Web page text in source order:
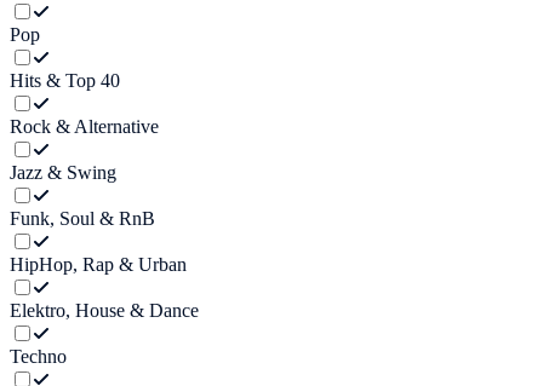
Pop
Hits & Top 40
Rock & Alternative
Jazz & Swing
Funk, Soul & RnB
HipHop, Rap & Urban
Elektro, House & Dance
Techno